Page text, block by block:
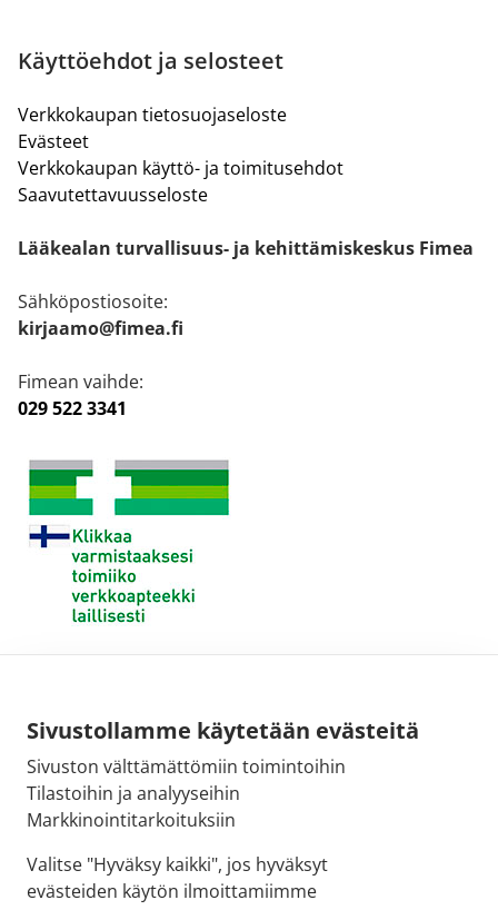
Sivustollamme käytetään evästeitä
Sivuston välttämättömiin toimintoihin
Tilastoihin ja analyyseihin
Markkinointitarkoituksiin
Valitse "Hyväksy kaikki", jos hyväksyt
evästeiden käytön ilmoittamiimme
Käyttöehdot ja selosteet
Verkkokaupan tietosuojaseloste
Evästeet
Verkkokaupan käyttö- ja toimitusehdot
Saavutettavuusseloste
Lääkealan turvallisuus- ja kehittämiskeskus Fimea
Sähköpostiosoite:
kirjaamo@fimea.fi
Fimean vaihde:
029 522 3341